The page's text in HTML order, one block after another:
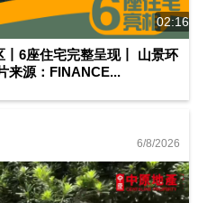
02:16
丨6座住宅完整呈现丨 山景环
来源：FINANCE...
6/8/2026